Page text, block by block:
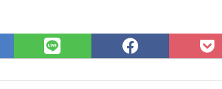
LINE
で
で